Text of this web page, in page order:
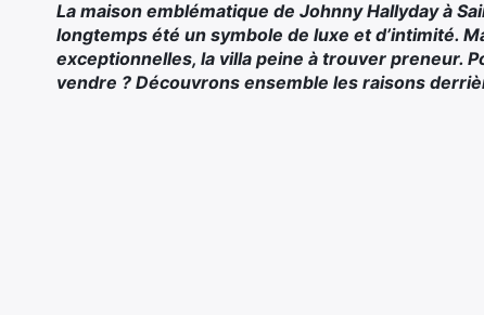
La maison emblématique de Johnny Hallyday à
longtemps été un symbole de luxe et d’intimité.
exceptionnelles, la villa peine à trouver preneur.
vendre ? Découvrons ensemble les raisons